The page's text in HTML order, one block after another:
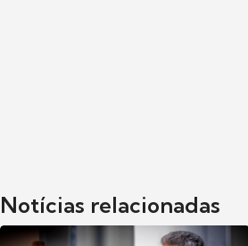
Notícias relacionadas